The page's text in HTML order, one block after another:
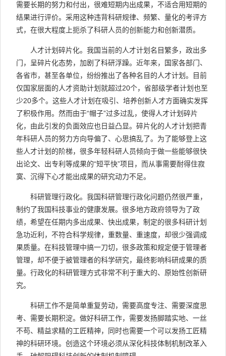
需要长期的努力和付出，很难短期内出成果，不适合用短期的
结果进行评价。采用这种违背科研规律、频繁、量化的考评方
式，在很大程度上扼杀了科研人员的创新能力和创新潜质。
人才计划碎片化。我国当前的人才计划名目繁多，政出多
门，呈碎片化态势，加剧了科研浮躁。近年来，国家各部门、
各省市，甚至各单位，纷纷推出了各种名目的人才计划。目前
仅国家层面的人才资助计划就超过20个，省部级学者计划也至
少20多个。这些人才计划在吸引、培养创新人才方面确实发挥
了积极作用。然而由于“帽子”过多过乱，使得人才计划碎片
化，由此引发的负面效应也日益凸显。碎片化的人才计划把青
年科研人员的努力方向导偏了、心思搞乱了。为了能够登上这
些人才计划的阶梯，很多年轻科研人员倾向于做一些能够很快
出论文、出专利等成果的“短平快”项目，而从事需要耐得住寂
寞、沉得下心才能出成果的研究动力不足。
科研管理行政化。我国科研管理行政化问题仍然很严重，
制约了我国科技事业的健康发展。很多地方政府领导为了政
绩，希望在任期内多出成果、快出成果，制定的很多科研计划
急功近利，不符合科学规律，重数量、重速度，却很少强调成
果质量。在科技管理中搞一刀切，很多政策和规定便于管理者
管理，却不便于被管理者的科学研究，最终影响科研成果的质
量。行政化的科研管理方式非常不利于重大的、原始性创新研
究。
科研工作不是简单重复劳动，需要高度专注、需要深度思
考、需要长期积淀。做好科研工作，需要发扬脚踏实地、一丝
不苟、精益求精的工匠精神，同时也需要一个可以发扬工匠精
神的科研环境。创造这个环境必须从深化科技体制机制改革入